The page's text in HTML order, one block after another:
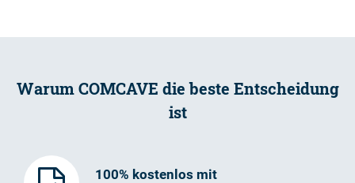
Warum COMCAVE die beste Entscheidung
ist
100% kostenlos mit